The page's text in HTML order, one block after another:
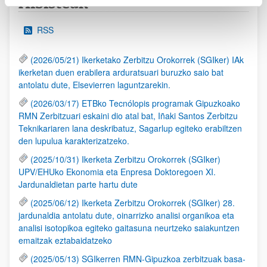
RSS
(2026/05/21) Ikerketako Zerbitzu Orokorrek (SGIker) IAk
ikerketan duen erabilera arduratsuari buruzko saio bat
antolatu dute, Elsevierren laguntzarekin.
(2026/03/17) ETBko Tecnólopis programak Gipuzkoako
RMN Zerbitzuari eskaini dio atal bat, Iñaki Santos Zerbitzu
Teknikariaren lana deskribatuz, Sagarlup egiteko erabiltzen
den lupulua karakterizatzeko.
(2025/10/31) Ikerketa Zerbitzu Orokorrek (SGIker)
UPV/EHUko Ekonomia eta Enpresa Doktoregoen XI.
Jardunaldietan parte hartu dute
(2025/06/12) Ikerketa Zerbitzu Orokorrek (SGIker) 28.
jardunaldia antolatu dute, oinarrizko analisi organikoa eta
analisi isotopikoa egiteko gaitasuna neurtzeko saiakuntzen
emaitzak eztabaidatzeko
(2025/05/13) SGIkerren RMN-Gipuzkoa zerbitzuak basa-